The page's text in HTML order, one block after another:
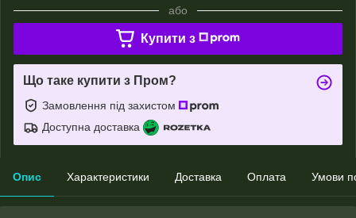
або
Купити з
Що таке купити з Пром?
Замовлення під захистом
Доступна доставка
Опис Характеристики Доставка Оплата Умови